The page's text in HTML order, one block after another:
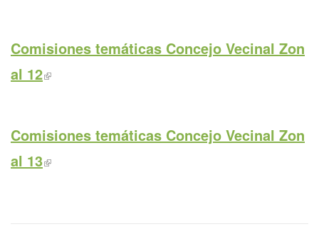
Comisiones temáticas Concejo Vecinal Zon
al 12
Comisiones temáticas Concejo Vecinal Zon
al 13